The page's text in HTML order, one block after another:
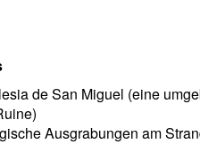
de San Miguel (eine
Ausgrabungen am